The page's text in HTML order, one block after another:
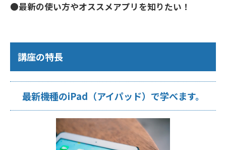
●最新の使い方やオススメアプリを知りたい！
講座の特長
最新機種のiPad（アイパッド）で学べます。